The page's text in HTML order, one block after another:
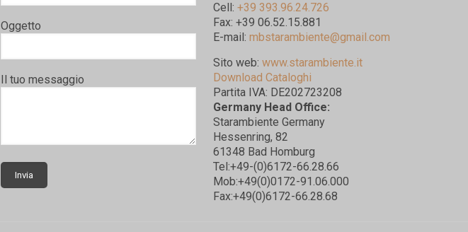
Oggetto
Il tuo messaggio
Cell: +39 393.96.24.726
Fax: +39 06.52.15.881
E-mail: mbstarambiente@gmail.com
Sito web: www.starambiente.it
Download Cataloghi
Partita IVA: DE202723208
Germany Head Office:
Starambiente Germany
Hessenring, 82
61348 Bad Homburg
Tel:+49-(0)6172-66.28.66
Mob:+49(0)0172-91.06.000
Fax:+49(0)6172-66.28.68